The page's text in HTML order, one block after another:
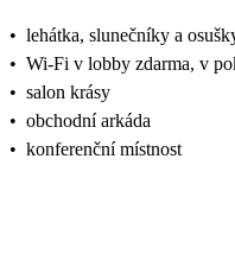
• lehátka, slunečníky a
• Wi-Fi v lobby zdarma, v
• salon krásy
• obchodní arkáda
• konferenční místnost